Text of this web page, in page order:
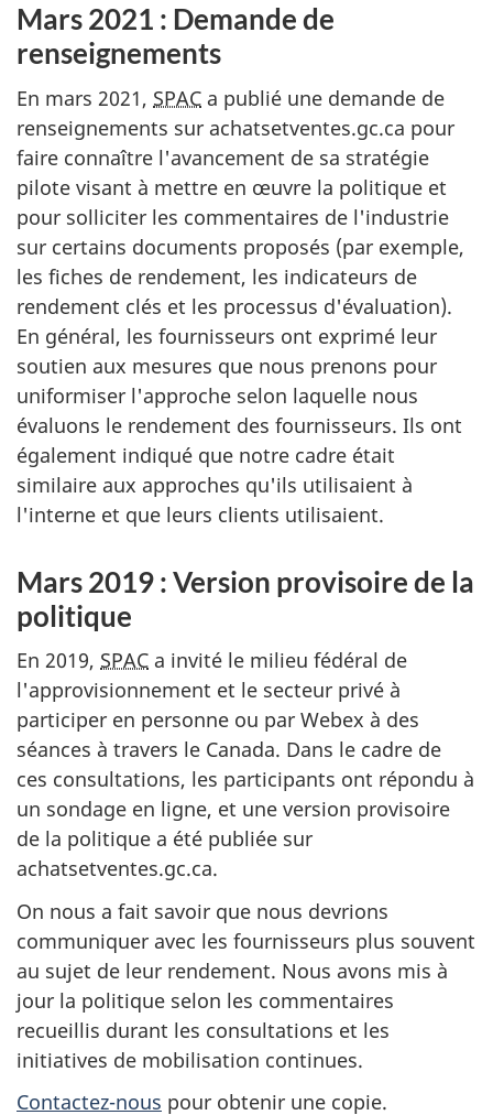
Mars 2021 : Demande de
renseignements
En mars 2021, SPAC a publié une demande de
renseignements sur achatsetventes.gc.ca pour
faire connaître l'avancement de sa stratégie
pilote visant à mettre en œuvre la politique et
pour solliciter les commentaires de l'industrie
sur certains documents proposés (par exemple,
les fiches de rendement, les indicateurs de
rendement clés et les processus d'évaluation).
En général, les fournisseurs ont exprimé leur
soutien aux mesures que nous prenons pour
uniformiser l'approche selon laquelle nous
évaluons le rendement des fournisseurs. Ils ont
également indiqué que notre cadre était
similaire aux approches qu'ils utilisaient à
l'interne et que leurs clients utilisaient.
Mars 2019 : Version provisoire de la
politique
En 2019, SPAC a invité le milieu fédéral de
l'approvisionnement et le secteur privé à
participer en personne ou par Webex à des
séances à travers le Canada. Dans le cadre de
ces consultations, les participants ont répondu à
un sondage en ligne, et une version provisoire
de la politique a été publiée sur
achatsetventes.gc.ca.
On nous a fait savoir que nous devrions
communiquer avec les fournisseurs plus souvent
au sujet de leur rendement. Nous avons mis à
jour la politique selon les commentaires
recueillis durant les consultations et les
initiatives de mobilisation continues.
Contactez-nous pour obtenir une copie.